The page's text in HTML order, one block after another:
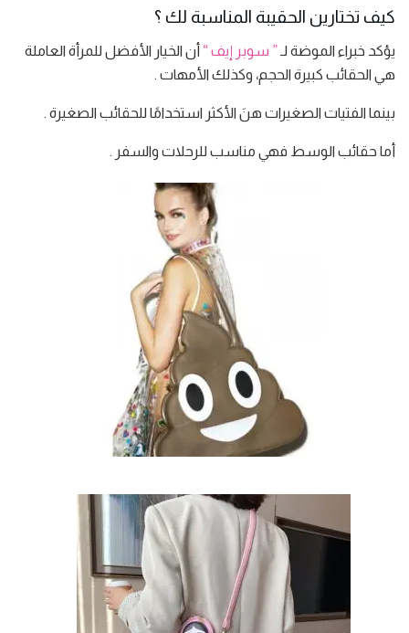
كيف تختارين الحقيبة المناسبة لك ؟
يؤكد خبراء الموضة لـ” سوبر إيف “ أن الخيار الأفضل للمرأة العاملة
هي الحقائب كبيرة الحجم، وكذلك الأمهات .
بينما الفتيات الصغيرات هنَ الأكثر استخدامًا للحقائب الصغيرة .
أما حقائب الوسط فهي مناسب للرحلات والسفر .